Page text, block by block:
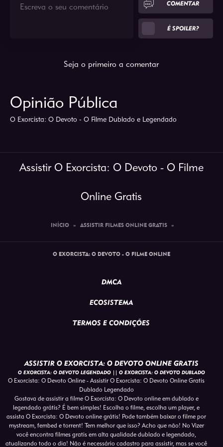
COMENTAR
É SPOILER?
Seja o primeiro a comentar
Opinião Pública
O Exorcista: O Devoto - O Filme Dublado e Legendado
Assistir O Exorcista: O Devoto - O Filme
Online Gratis
INÍCIO » ASSISTIR FILMES ONLINE GRATIS »
O EXORCISTA: O DEVOTO - O FILME ONLINE
DMCA
ECOSISTEMA
TERMOS E CONDIÇÕES
ASSISTIR O EXORCISTA: O DEVOTO ONLINE GRATIS
O EXORCISTA: O DEVOTO LEGENDADO || O EXORCISTA: O DEVOTO DUBLADO
O Exorcista: O Devoto Online - Assistir O Exorcista: O Devoto Online Gratis
Dublado Legendado
Gostava de assistir a filme O Exorcista: O Devoto online em dublado e
legendado grátis? É bem simples! Escolha o filme, escolha um player, e
assista O Exorcista: O Devoto online grátis! Pode também baixar o filme por
mystream, fembed e torrent! Tem melhor que isso? Acho que não! No Vizer
você encontra filmes gratis em alta qualidade dublado e legendado,
atualizando todo o dia! Não é necessário cadastro para assistir, mas se você